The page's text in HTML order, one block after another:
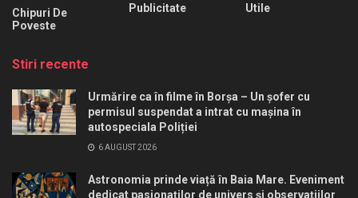
Chipuri De
Poveste
Publicitate
Utile
Stiri recente
Urmărire ca în filme în Borșa – Un șofer cu
permisul suspendat a intrat cu mașina în
autospeciala Poliției
6 AUGUST 2026
Astronomia prinde viață în Baia Mare. Eveniment
dedicat pasionaților de univers și observațiilor